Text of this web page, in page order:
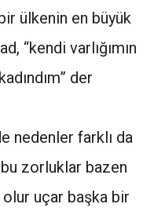
bir ülkenin en büyük
“kendi varlığımın
der
nedenler farklı da
zorluklar bazen
uçar başka bir